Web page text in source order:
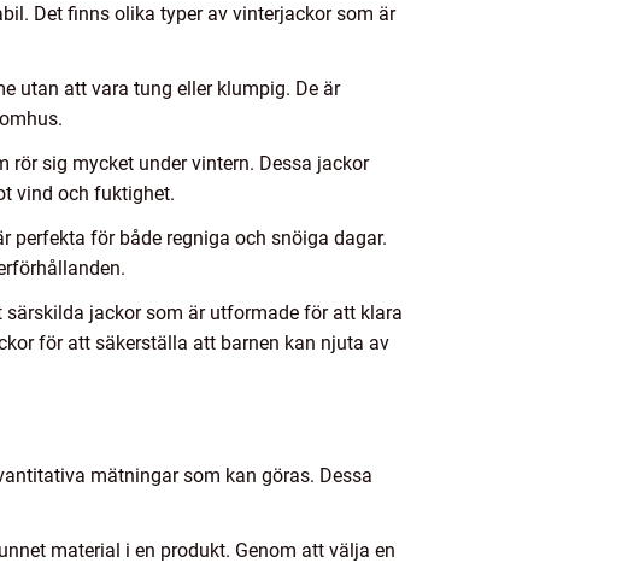
Det finns olika typer av vinterjackor som är
utan att vara tung eller klumpig. De är
sig mycket under vintern. Dessa jackor
vind och fuktighet.
perfekta för både regniga och snöiga dagar.
jackor som är utformade för att klara
för att säkerställa att barnen kan njuta av
mätningar som kan göras. Dessa
material i en produkt. Genom att välja en